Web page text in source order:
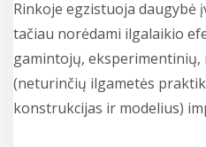
Rinkoje egzistuoja daugybė
tačiau norėdami ilgalaikio
gamintojų,
(neturinčių ilgametės
konstrukcijas ir modelius)